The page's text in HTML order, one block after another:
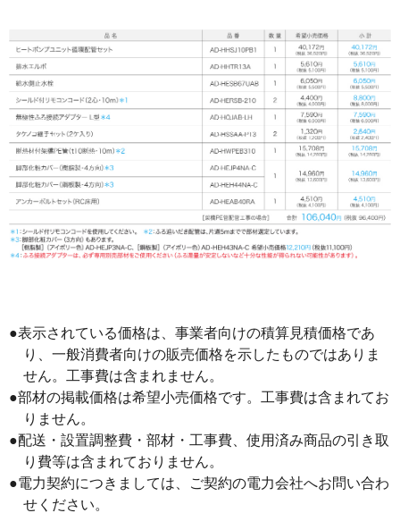
●表示されている価格は、事業者向けの積算見積価格であ
り、一般消費者向けの販売価格を示したものではありま
せん。工事費は含まれません。
●部材の掲載価格は希望小売価格です。工事費は含まれてお
りません。
●配送・設置調整費・部材・工事費、使用済み商品の引き取
り費等は含まれておりません。
●電力契約につきましては、ご契約の電力会社へお問い合わ
せください。